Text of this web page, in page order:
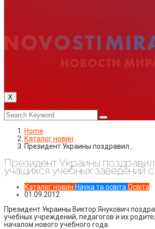
X
Home
Каталог новин
Президент Украины поздравил…
Президент Украины
учащихся учебных заведений
Каталог новин Наука та освіта Освіта
01.09.2012
Президент Украины Виктор Янукович
учебных учреждений, педагогов и их
началом нового учебного года.